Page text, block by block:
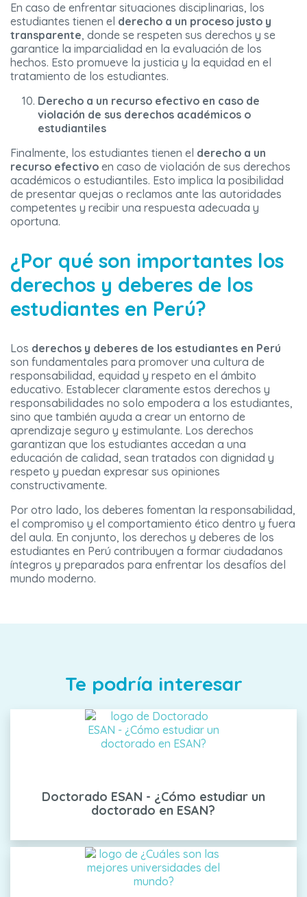
En caso de enfrentar situaciones disciplinarias, los
estudiantes tienen el derecho a un proceso justo y
transparente, donde se respeten sus derechos y se
garantice la imparcialidad en la evaluación de los
hechos. Esto promueve la justicia y la equidad en el
tratamiento de los estudiantes.
Derecho a un recurso efectivo en caso de
violación de sus derechos académicos o
estudiantiles
Finalmente, los estudiantes tienen el derecho a un
recurso efectivo en caso de violación de sus derechos
académicos o estudiantiles. Esto implica la posibilidad
de presentar quejas o reclamos ante las autoridades
competentes y recibir una respuesta adecuada y
oportuna.
¿Por qué son importantes los
derechos y deberes de los
estudiantes en Perú?
Los derechos y deberes de los estudiantes en Perú
son fundamentales para promover una cultura de
responsabilidad, equidad y respeto en el ámbito
educativo. Establecer claramente estos derechos y
responsabilidades no solo empodera a los estudiantes,
sino que también ayuda a crear un entorno de
aprendizaje seguro y estimulante. Los derechos
garantizan que los estudiantes accedan a una
educación de calidad, sean tratados con dignidad y
respeto y puedan expresar sus opiniones
constructivamente.
Por otro lado, los deberes fomentan la responsabilidad,
el compromiso y el comportamiento ético dentro y fuera
del aula. En conjunto, los derechos y deberes de los
estudiantes en Perú contribuyen a formar ciudadanos
íntegros y preparados para enfrentar los desafíos del
mundo moderno.
Te podría interesar
Doctorado ESAN - ¿Cómo estudiar un
doctorado en ESAN?